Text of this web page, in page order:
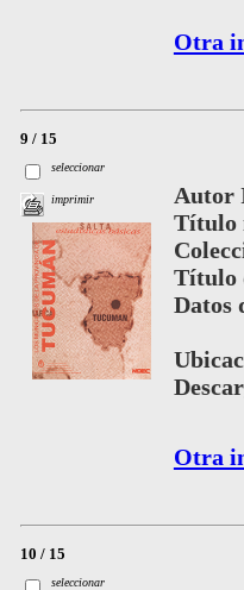
Otra
9 / 15
seleccionar
imprimir Autor
Título
Título
Datos
Otra
10 / 15
seleccionar